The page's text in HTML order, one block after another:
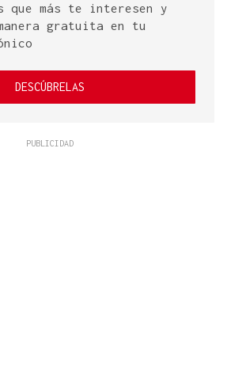
que más te interesen y
gratuita en tu
DESCÚBRELAS